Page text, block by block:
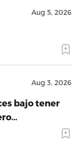
Aug 5, 2026
Aug 3, 2026
bajo tener